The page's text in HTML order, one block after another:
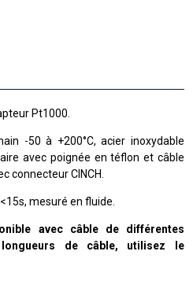
Pt1000.
-50 à +200°C, acier inoxydable
avec poignée en téflon et câble
connecteur CINCH.
mesuré en fluide.
avec câble de différentes
de câble, utilisez le